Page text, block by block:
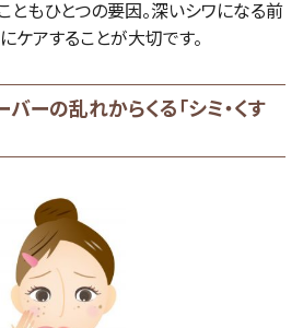
ともひとつの要因。深いシワになる前
ケアすることが大切です。
ーの乱れからくる「シミ・くす